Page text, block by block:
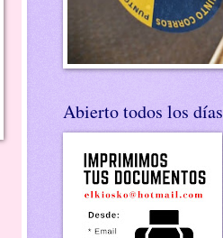
Abierto todos los días